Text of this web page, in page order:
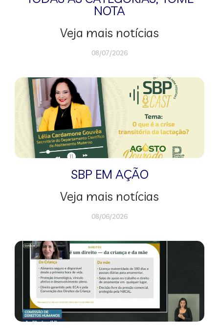
NOTA
Veja mais notícias
08/07/2026
SBP EM AÇÃO
Veja mais notícias
08/06/2026